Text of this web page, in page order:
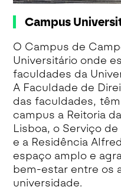
Campus
O Campus de
Universitário onde
faculdades da
A Faculdade de
das faculdades,
campus a Reitoria
Lisboa, o Serviço
e a Residência
espaço amplo e
bem-estar entre os
universidade.